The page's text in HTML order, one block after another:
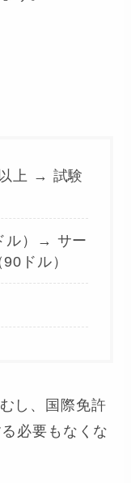
上 → 試験
ル）→ サー
ドル）
し、国際免許
必要もなくな